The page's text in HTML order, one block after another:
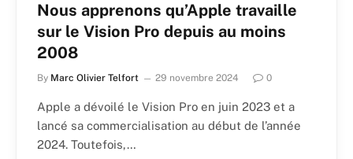
Nous apprenons qu’Apple travaille
sur le Vision Pro depuis au moins
2008
By Marc Olivier Telfort 29 novembre 2024 0
Apple a dévoilé le Vision Pro en juin 2023 et a
lancé sa commercialisation au début de l’année
2024. Toutefois,…